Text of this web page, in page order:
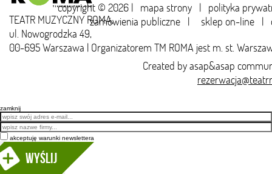
copyright © 2026 | mapa strony | polityka
zamówienia publiczne | sklep on-line |
TEATR MUZYCZNY ROMA,
ul. Nowogrodzka 49,
00-695 Warszawa | Organizatorem TM ROMA jest m. st.
Created byasap&asap
zamknij
Email
akceptuję warunki newslettera
Wyślij